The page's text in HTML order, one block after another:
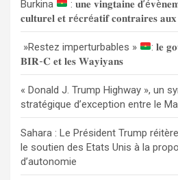
h
e
r
Burkina
: 𝐮𝐧𝐞 𝐯𝐢𝐧𝐠𝐭𝐚𝐢𝐧𝐞
𝐜𝐮𝐥𝐭𝐮𝐫𝐞𝐥 𝐞𝐭 𝐫é𝐜𝐫é𝐚𝐭𝐢𝐟 𝐜𝐨𝐧𝐭𝐫𝐚𝐢𝐫𝐞𝐬
»Restez imperturbables »
: 𝐥𝐞
𝐁𝐈𝐑-𝐂 𝐞𝐭 𝐥𝐞𝐬 𝐖𝐚𝐲𝐢𝐲𝐚𝐧𝐬
« Donald J. Trump Highway », un
stratégique d’exception entre le
Sahara : Le Président Trump
le soutien des Etats Unis à la
d’autonomie